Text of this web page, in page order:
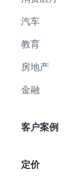
汽车
教育
房地产
金融
客户案例
定价